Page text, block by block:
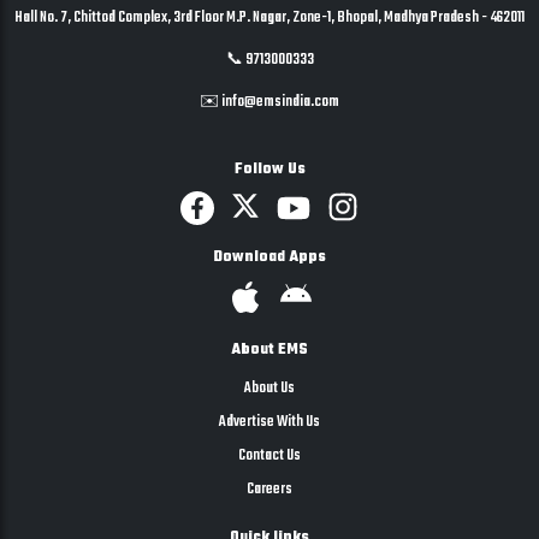
Hall No. 7, Chittod Complex, 3rd Floor M.P. Nagar, Zone-1, Bhopal, Madhya Pradesh - 462011
📞 9713000333
✉️ info@emsindia.com
Follow Us
Download Apps
About EMS
About Us
Advertise With Us
Contact Us
Careers